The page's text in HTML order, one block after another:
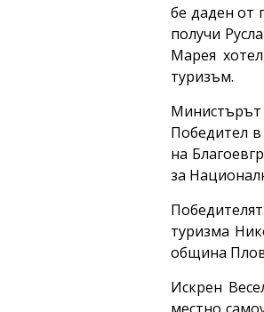
бе даден от
получи
Марея
туризъм.
Министърът
Победител
на
за
туризма
община
Искрен